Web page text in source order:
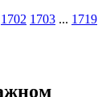
1702 1703 ... 1719